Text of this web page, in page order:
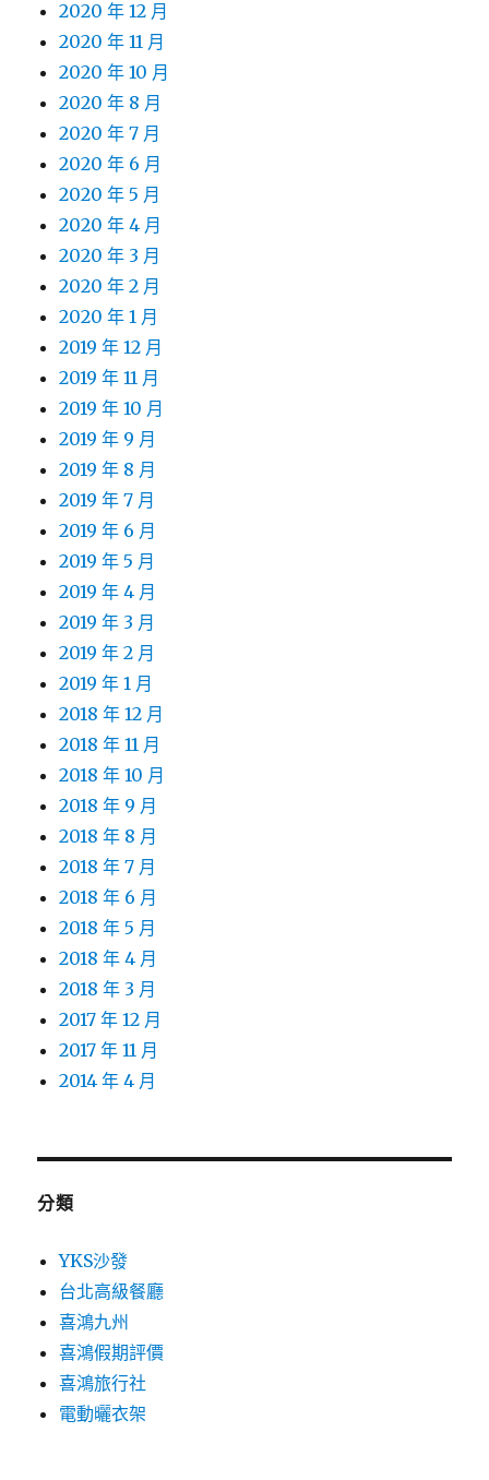
2020 年 12 月
2020 年 11 月
2020 年 10 月
2020 年 8 月
2020 年 7 月
2020 年 6 月
2020 年 5 月
2020 年 4 月
2020 年 3 月
2020 年 2 月
2020 年 1 月
2019 年 12 月
2019 年 11 月
2019 年 10 月
2019 年 9 月
2019 年 8 月
2019 年 7 月
2019 年 6 月
2019 年 5 月
2019 年 4 月
2019 年 3 月
2019 年 2 月
2019 年 1 月
2018 年 12 月
2018 年 11 月
2018 年 10 月
2018 年 9 月
2018 年 8 月
2018 年 7 月
2018 年 6 月
2018 年 5 月
2018 年 4 月
2018 年 3 月
2017 年 12 月
2017 年 11 月
2014 年 4 月
分類
YKS沙發
台北高級餐廳
喜鴻九州
喜鴻假期評價
喜鴻旅行社
電動曬衣架